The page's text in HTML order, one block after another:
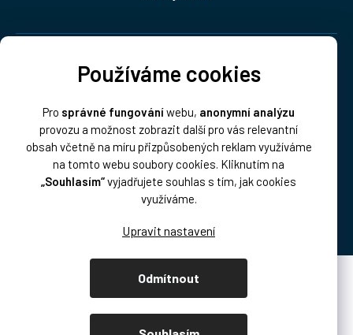
Používáme cookies
Pro správné fungováníwebu, anonymní analýzu
provozu a možnost zobrazit další pro vás relevantní
obsah včetně na míru přizpůsobených reklam využíváme
na tomto webu soubory cookies. Kliknutím na
„Souhlasím“vyjadřujete souhlas s tím, jak cookies
využíváme.
Odmítnout
Platba:
Vytvořil Shoptet Premium
Copyright 2026 . Všechna práva vyhrazena.